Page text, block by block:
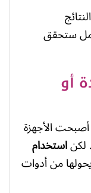
ستحقق
أو
الأجهزة
لكناستخدام
من أدوات